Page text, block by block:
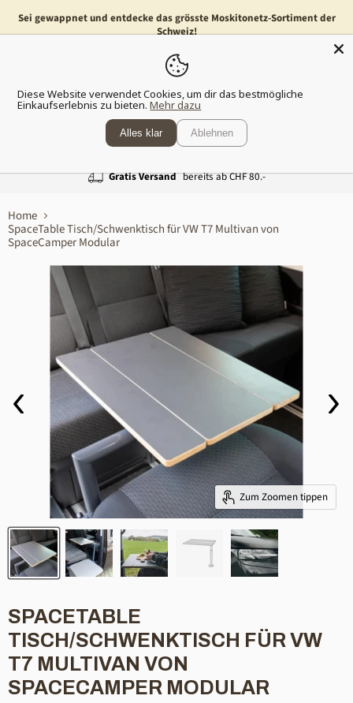
Sei gewappnet und entdecke das grösste Moskitonetz-Sortiment der
Schweiz!
Menü
Gratis Versand bereits ab CHF 80.-
Home
SpaceTable Tisch/Schwenktisch für VW T7 Multivan von
SpaceCamper Modular
Zum Zoomen tippen
SPACETABLE
TISCH/SCHWENKTISCH FÜR VW
T7 MULTIVAN VON
SPACECAMPER MODULAR
Diese Website verwendet Cookies, um dir das bestmögliche
Einkaufserlebnis zu bieten. Mehr dazu
Alles klar Ablehnen